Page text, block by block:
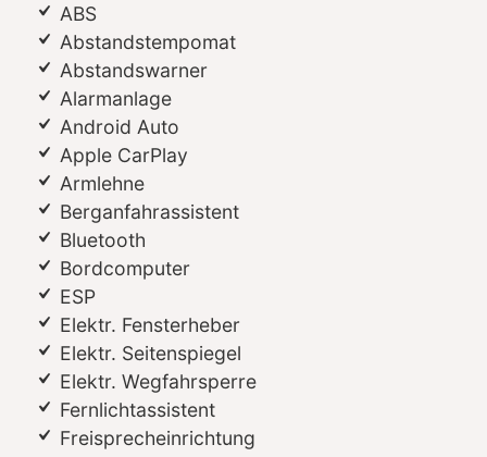
ABS
Abstandstempomat
Abstandswarner
Alarmanlage
Android Auto
Apple CarPlay
Armlehne
Berganfahrassistent
Bluetooth
Bordcomputer
ESP
Elektr. Fensterheber
Elektr. Seitenspiegel
Elektr. Wegfahrsperre
Fernlichtassistent
Freisprecheinrichtung